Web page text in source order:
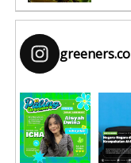
greeners.co